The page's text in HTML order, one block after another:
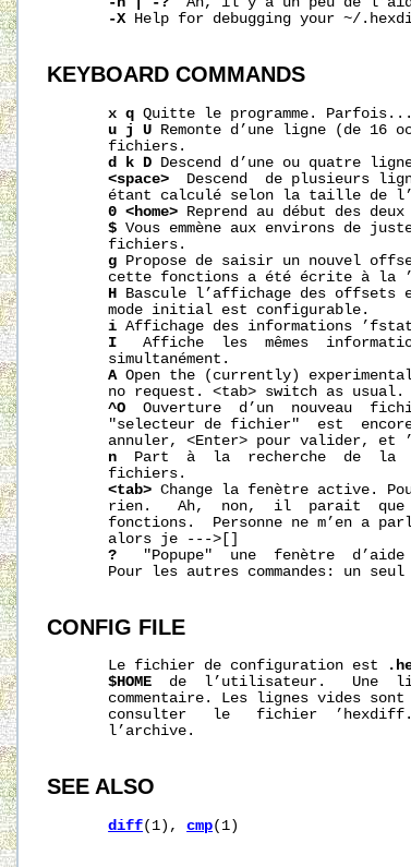
-X Help for debugging your ~/
KEYBOARD COMMANDS
x q Quitte le programme. Parfois...
u j U Remonte d’une ligne (de
       fichiers.
d
k D Descend d’une ou quatre
<space>
Descend  de plusieurs
étant calculé selon la taille de
0 <home> Reprend au début des
$ Vous emmène aux environs de
       fichiers.
g Propose de saisir un nouvel
cette fonctions a été écrite à la
H
Bascule l’affichage des offsets
       mode initial est configurable.
i Affichage des informations
I
Affiche  les  mêmes
       simultanément.
A Open the (currently)
       no request. <tab> switch as usual.
^O
Ouverture  d’un  nouveau
"selecteur de fichier"  est
annuler, <Enter> pour valider, et
n
Part  à  la  recherche  de  la
       fichiers.
<tab> Change la fenètre active.
rien.   Ah,  non,  il  parait
fonctions.  Personne ne m’en a
       alors je --->[]
?
"Popupe"  une  fenètre
Pour les autres commandes: un seul
CONFIG FILE
       Le fichier de configuration est
$HOME
de  l’utilisateur.   Une
commentaire. Les lignes vides
consulter   le   fichier
       l’archive.
SEE ALSO
diff(1), cmp(1)